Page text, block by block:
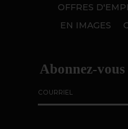
OFFRES
Abonnez-
EN IMAGES